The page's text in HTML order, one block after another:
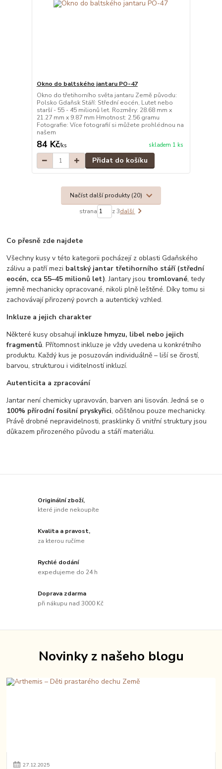
Okno do baltského jantaru PO-47
Okno do třetihorního světa jantaru Země původu:
Polsko Gdaňsk Stáří: Střední eocén, Lutet nebo
starší - 55 - 45 milionů let. Rozměry: 28.68 mm x
21.27 mm x 9.87 mm Hmotnost: 2.56 gramu
Fotografie: Více fotografií si můžete prohlédnou na
našem
84 Kč/ks skladem 1 ks
Přidat do košíku
Načíst další produkty (20)
strana z 3další
Co přesně zde najdete
Všechny kusy v této kategorii pocházejí z oblasti Gdaňského
zálivu a patří mezi baltský jantar třetihorního stáří (střední
eocén, cca 55–45 milionů let). Jantary jsou tromlované, tedy
jemně mechanicky opracované, nikoli plně leštěné. Díky tomu si
zachovávají přirozený povrch a autentický vzhled.
Inkluze a jejich charakter
Některé kusy obsahují inkluze hmyzu, libel nebo jejich
fragmentů. Přítomnost inkluze je vždy uvedena u konkrétního
produktu. Každý kus je posuzován individuálně – liší se čirostí,
barvou, strukturou i viditelností inkluzí.
Autenticita a zpracování
Jantar není chemicky upravován, barven ani lisován. Jedná se o
100% přírodní fosilní pryskyřici, očištěnou pouze mechanicky.
Právě drobné nepravidelnosti, prasklinky či vnitřní struktury jsou
důkazem přirozeného původu a stáří materiálu.
Originální zboží,
které jinde nekoupíte
Kvalita a pravost,
za kterou ručíme
Rychlé dodání
expedujeme do 24 h
Doprava zdarma
při nákupu nad 3000 Kč
Novinky z našeho blogu
27.12.2025